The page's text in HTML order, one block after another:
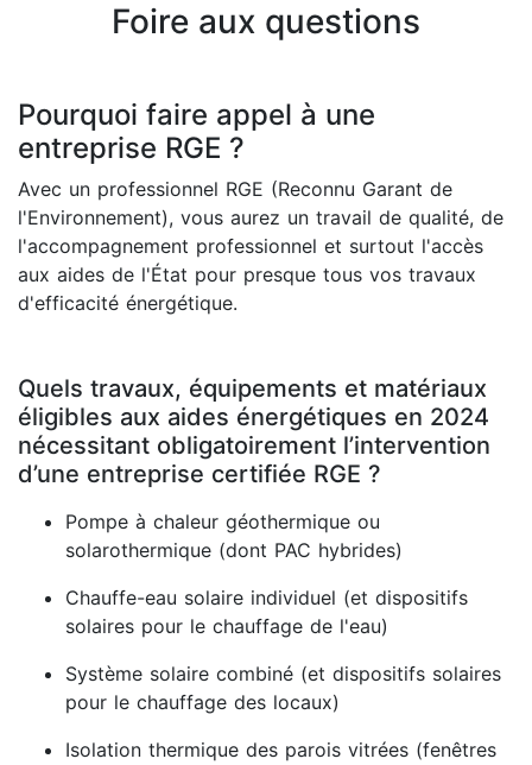
Foire aux questions
Pourquoi faire appel à une
entreprise RGE ?
Avec un professionnel RGE (Reconnu Garant de
l'Environnement), vous aurez un travail de qualité, de
l'accompagnement professionnel et surtout l'accès
aux aides de l'État pour presque tous vos travaux
d'efficacité énergétique.
Quels travaux, équipements et matériaux
éligibles aux aides énergétiques en 2024
nécessitant obligatoirement l’intervention
d’une entreprise certifiée RGE ?
Pompe à chaleur géothermique ou
solarothermique (dont PAC hybrides)
Chauffe-eau solaire individuel (et dispositifs
solaires pour le chauffage de l'eau)
Système solaire combiné (et dispositifs solaires
pour le chauffage des locaux)
Isolation thermique des parois vitrées (fenêtres